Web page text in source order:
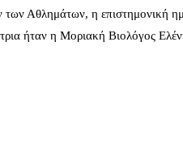
Αθλημάτων, η επιστημονική
ήταν η Μοριακή Βιολόγος